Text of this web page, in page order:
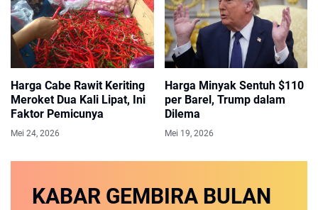
Harga Cabe Rawit Keriting
Meroket Dua Kali Lipat, Ini
Faktor Pemicunya
Mei 24, 2026
Harga Minyak Sentuh $110
per Barel, Trump dalam
Dilema
Mei 19, 2026
KABAR GEMBIRA BULAN